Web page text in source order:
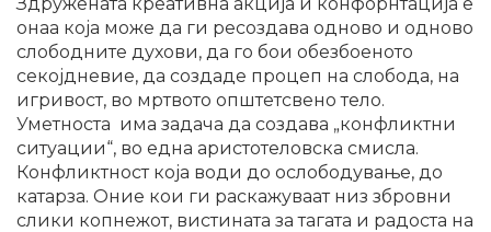
онаа која може да ги ресоздава одново и одново
слободните духови, да го бои обезбоеното
секојдневие, да создаде процеп на слобода, на
игривост, во мртвото општетсвено тело.
Уметноста има задача да создава „конфликтни
ситуации“, во една аристотеловска смисла.
Конфликтност која води до ослободување, до
катарза. Оние кои ги раскажуваат низ збровни
слики копнежот, вистината за тагата и радоста на